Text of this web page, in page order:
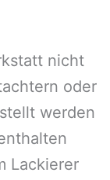
nicht
oder
werden
Lackierer